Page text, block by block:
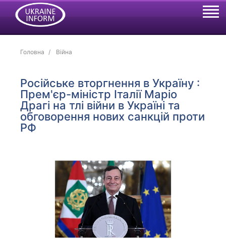
Головна Війна
Російське вторгнення в Україну :
Прем'єр-міністр Італії Маріо
Драгі на тлі війни в Україні та
обговорення нових санкцій проти
РФ